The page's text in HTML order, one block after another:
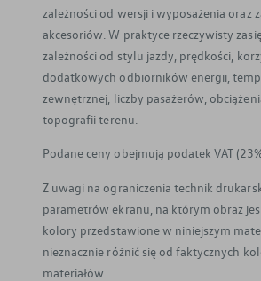
zależności od wersji i wyposażenia oraz
akcesoriów. W praktyce rzeczywisty
zależności od stylu jazdy, prędkości,
dodatkowych odbiorników energii,
zewnętrznej, liczby pasażerów,
topografii terenu.
Podane ceny obejmują podatek VAT
Z uwagi na ograniczenia technik
parametrów ekranu, na którym obraz
kolory przedstawione w niniejszym
nieznacznie różnić się od faktycznych
materiałów.